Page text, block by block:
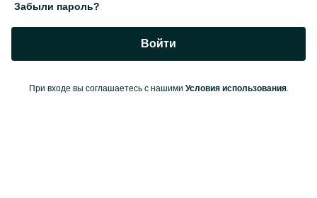
Забыли пароль?
Войти
При входе вы соглашаетесь с нашими Условия использования.